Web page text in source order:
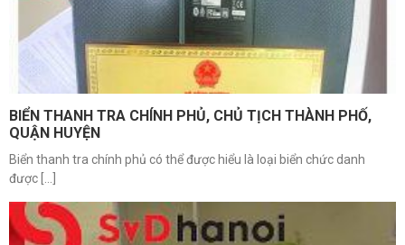
BIỂN THANH TRA CHÍNH PHỦ, CHỦ TỊCH THÀNH PHỐ,
QUẬN HUYỆN
Biển thanh tra chính phủ có thể được hiểu là loại biển chức danh
được [...]